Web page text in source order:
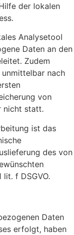
der lokalen
Analysetool
Daten an den
Zudem
nach
von
nicht statt.
ist das
des von
lit. f DSGVO.
Daten
erfolgt, haben